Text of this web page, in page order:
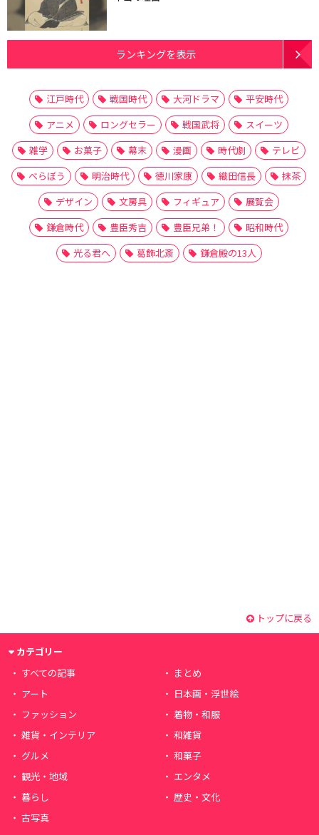
ランキングを表示
江戸時代 戦国時代 大河ドラマ
平安時代
アニメ
ロングセラー 戦国武将
スイーツ
雑学
お菓子 幕末 漫画 時代劇
テレビ
べらぼう
明治時代 徳川家康 織田信長
抹茶
デザイン
文房具 フィギュア
展覧会
鎌倉時代
豊臣秀吉 豊臣兄弟！
昭和時代
光る君へ
葛飾北斎 鎌倉殿の13人
トップに戻る
カテゴリー
すべての記事
まとめ
アート
日本画・浮世絵
ファッション
着物・和服
雑貨・インテリア
和雑貨
グルメ
和菓子
観光・地域
エンタメ
暮らし
歴史・文化
古写真